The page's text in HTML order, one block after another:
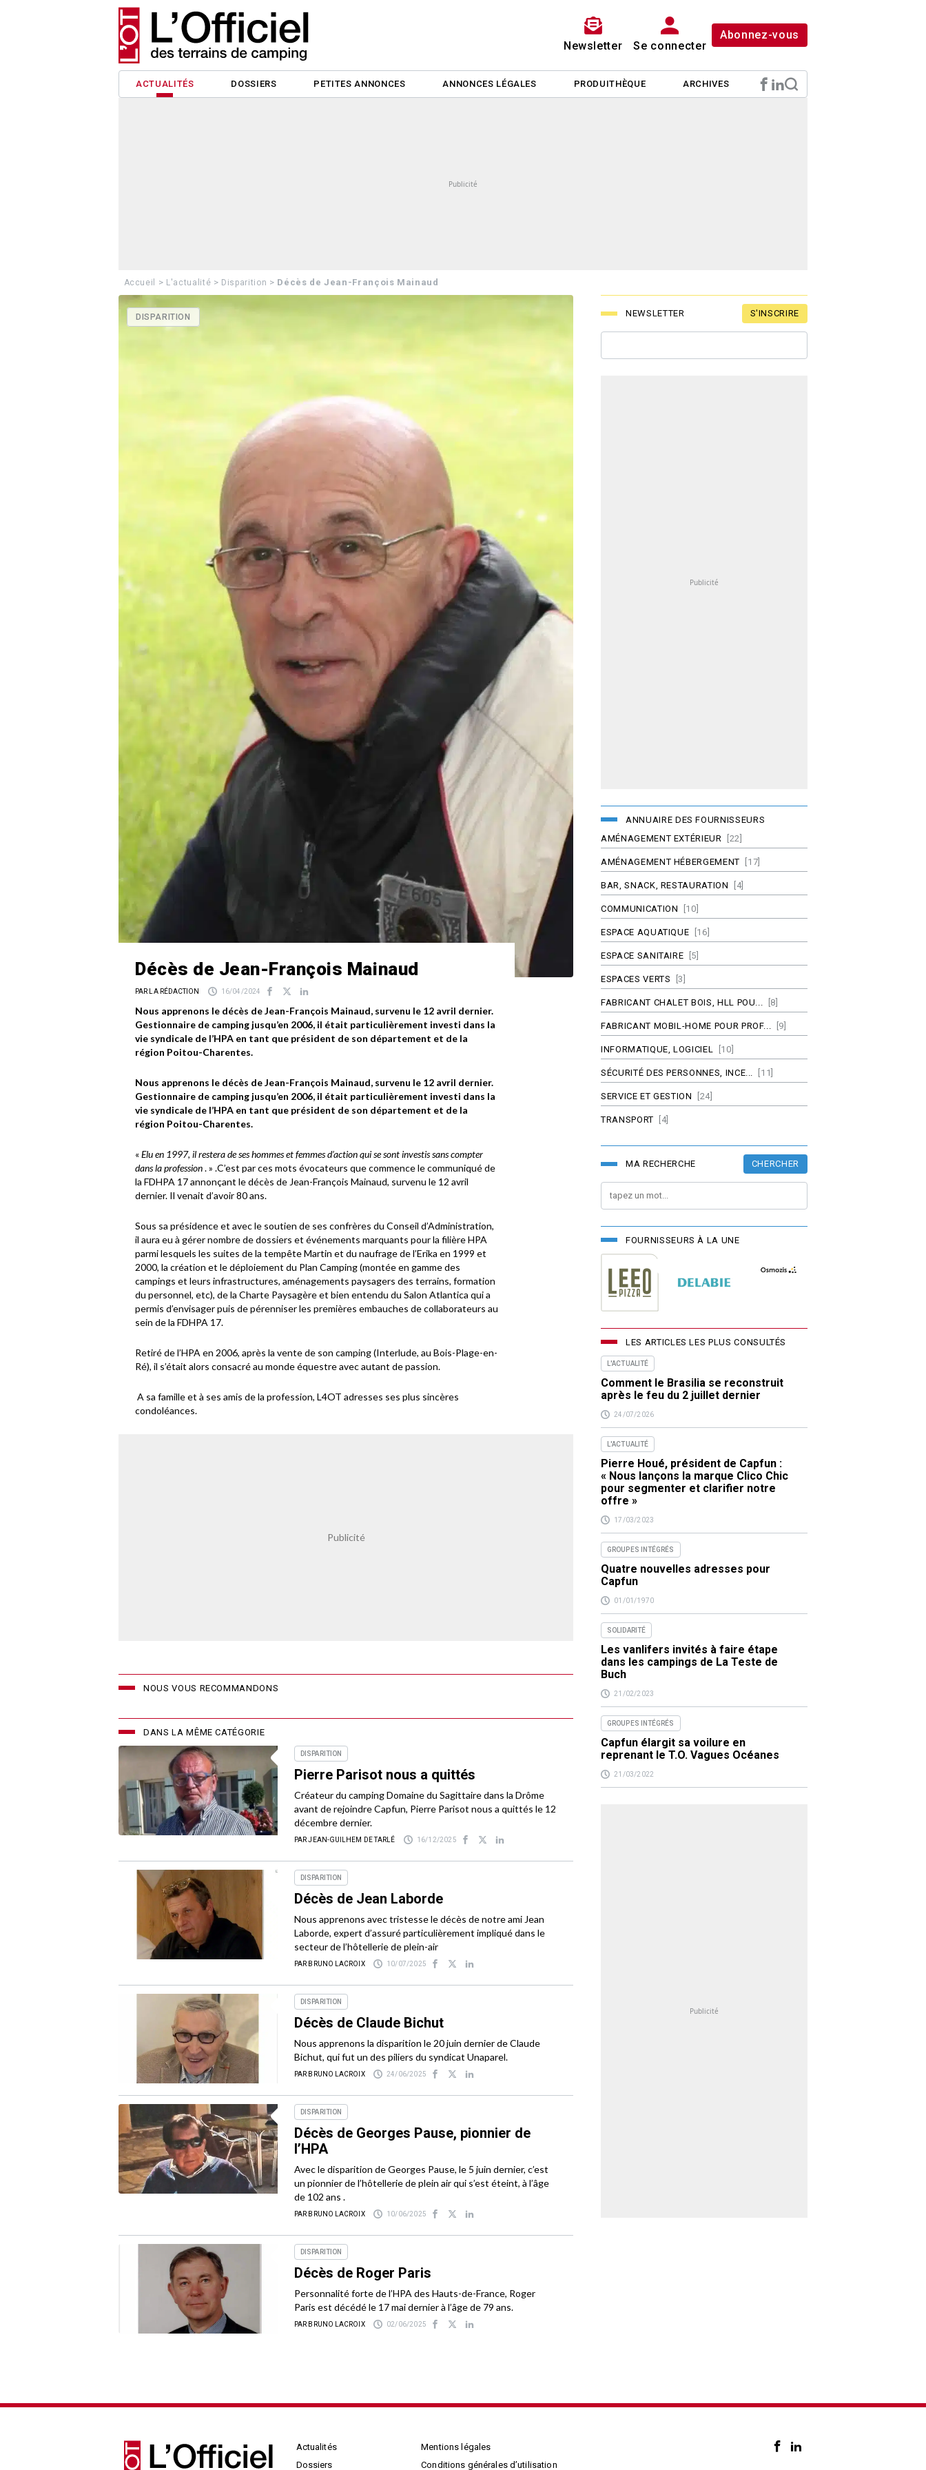
Newsletter Se connecter
Abonnez-vous
ACTUALITÉS DOSSIERS PETITES ANNONCES ANNONCES LÉGALES PRODUITHÈQUE ARCHIVES
Accueil > L'actualité > Disparition > Décès de Jean-François Mainaud
DISPARITION
Décès de Jean-François Mainaud
PAR LA RÉDACTION 16/04/2024
Nous apprenons le décès de Jean-François Mainaud, survenu le 12 avril dernier.
Gestionnaire de camping jusqu’en 2006, il était particulièrement investi dans la
vie syndicale de l’HPA en tant que président de son département et de la
région Poitou-Charentes.
Nous apprenons le décès de Jean-François Mainaud, survenu le 12 avril dernier.
Gestionnaire de camping jusqu’en 2006, il était particulièrement investi dans la
vie syndicale de l’HPA en tant que président de son département et de la
région Poitou-Charentes.
«Elu en 1997, il restera de ses hommes et femmes d’action qui se sont investis sans compter
dans la profession. » .C’est par ces mots évocateurs que commence le communiqué de
la FDHPA 17 annonçant le décès de Jean-François Mainaud, survenu le 12 avril
dernier. Il venait d’avoir 80 ans.
Sous sa présidence et avec le soutien de ses confrères du Conseil d’Administration,
il aura eu à gérer nombre de dossiers et événements marquants pour la filière HPA
parmi lesquels les suites de la tempête Martin et du naufrage de l’Erika en 1999 et
2000, la création et le déploiement du Plan Camping (montée en gamme des
campings et leurs infrastructures, aménagements paysagers des terrains, formation
du personnel, etc), de la Charte Paysagère et bien entendu du Salon Atlantica qui a
permis d’envisager puis de pérenniser les premières embauches de collaborateurs au
sein de la FDHPA 17.
Retiré de l’HPA en 2006, après la vente de son camping (Interlude, au Bois-Plage-en-
Ré), il s’était alors consacré au monde équestre avec autant de passion.
A sa famille et à ses amis de la profession, L4OT adresses ses plus sincères
condoléances.
NOUS VOUS RECOMMANDONS
DANS LA MÊME CATÉGORIE
DISPARITION
Pierre Parisot nous a quittés
Créateur du camping Domaine du Sagittaire dans la Drôme
avant de rejoindre Capfun, Pierre Parisot nous a quittés le 12
décembre dernier.
PAR JEAN-GUILHEM DE TARLÉ 16/12/2025
DISPARITION
Décès de Jean Laborde
Nous apprenons avec tristesse le décès de notre ami Jean
Laborde, expert d’assuré particulièrement impliqué dans le
secteur de l’hôtellerie de plein-air
PAR BRUNO LACROIX 10/07/2025
DISPARITION
Décès de Claude Bichut
Nous apprenons la disparition le 20 juin dernier de Claude
Bichut, qui fut un des piliers du syndicat Unaparel.
PAR BRUNO LACROIX 24/06/2025
DISPARITION
Décès de Georges Pause, pionnier de
l’HPA
Avec le disparition de Georges Pause, le 5 juin dernier, c’est
un pionnier de l’hôtellerie de plein air qui s’est éteint, à l’âge
de 102 ans .
PAR BRUNO LACROIX 10/06/2025
DISPARITION
Décès de Roger Paris
Personnalité forte de l’HPA des Hauts-de-France, Roger
Paris est décédé le 17 mai dernier à l’âge de 79 ans.
PAR BRUNO LACROIX 02/06/2025
NEWSLETTER S'INSCRIRE
ANNUAIRE DES FOURNISSEURS
AMÉNAGEMENT EXTÉRIEUR
[22]
AMÉNAGEMENT HÉBERGEMENT [17]
BAR, SNACK, RESTAURATION [4]
COMMUNICATION [10]
ESPACE AQUATIQUE [16]
ESPACE SANITAIRE [5]
ESPACES VERTS [3]
FABRICANT CHALET BOIS, HLL POU... [8]
FABRICANT MOBIL-HOME POUR PROF... [9]
INFORMATIQUE, LOGICIEL [10]
SÉCURITÉ DES PERSONNES, INCE... [11]
SERVICE ET GESTION [24]
TRANSPORT [4]
MA RECHERCHE CHERCHER
FOURNISSEURS À LA UNE
LES ARTICLES LES PLUS CONSULTÉS
L'ACTUALITÉ
Comment le Brasilia se reconstruit
après le feu du 2 juillet dernier
24/07/2026
L'ACTUALITÉ
Pierre Houé, président de Capfun :
« Nous lançons la marque Clico Chic
pour segmenter et clarifier notre
offre »
17/03/2023
GROUPES INTÉGRÉS
Quatre nouvelles adresses pour
Capfun
01/01/1970
SOLIDARITÉ
Les vanlifers invités à faire étape
dans les campings de La Teste de
Buch
21/02/2023
GROUPES INTÉGRÉS
Capfun élargit sa voilure en
reprenant le T.O. Vagues Océanes
21/03/2022
Actualités
Dossiers
Mentions légales
Conditions générales d’utilisation